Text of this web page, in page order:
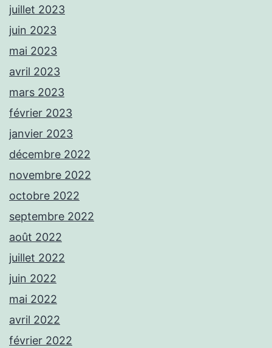
juillet 2023
juin 2023
mai 2023
avril 2023
mars 2023
février 2023
janvier 2023
décembre 2022
novembre 2022
octobre 2022
septembre 2022
août 2022
juillet 2022
juin 2022
mai 2022
avril 2022
février 2022